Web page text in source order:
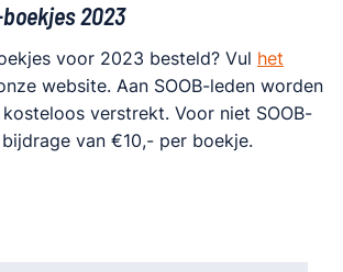
2023
voor 2023 besteld? Vul het
website. Aan SOOB-leden worden
verstrekt. Voor niet SOOB-
van €10,- per boekje.